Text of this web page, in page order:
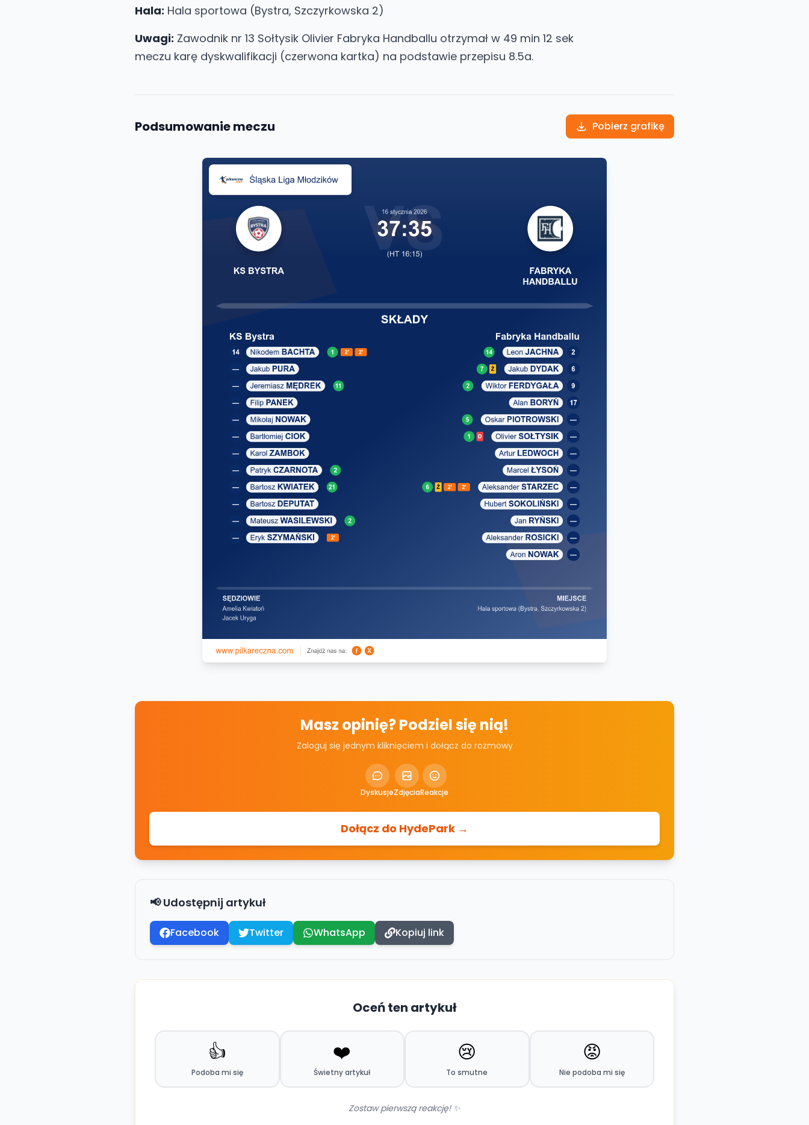
Hala: Hala sportowa (Bystra, Szczyrkowska 2)
Uwagi: Zawodnik nr 13 Sołtysik Olivier Fabryka Handballu otrzymał w 49 min 12 sek
meczu karę dyskwalifikacji (czerwona kartka) na podstawie przepisu 8.5a.
Podsumowanie meczu Pobierz grafikę
Masz opinię? Podziel się nią!
Zaloguj się jednym kliknięciem i dołącz do rozmowy
DyskusjeZdjęciaReakcje
Dołącz do HydePark →
📢 Udostępnij artykuł
Facebook Twitter WhatsApp Kopiuj link
Oceń ten artykuł
👍
Podoba mi się
❤️
Świetny artykuł
😢
To smutne
😡
Nie podoba mi się
Zostaw pierwszą reakcję! ✨